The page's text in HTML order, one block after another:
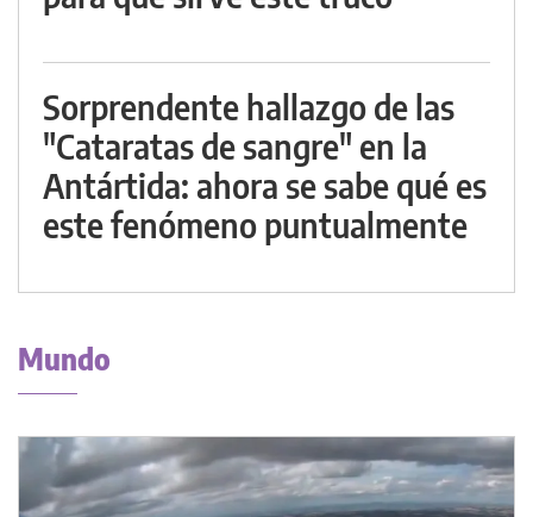
Sorprendente hallazgo de las
"Cataratas de sangre" en la
Antártida: ahora se sabe qué es
este fenómeno puntualmente
Mundo